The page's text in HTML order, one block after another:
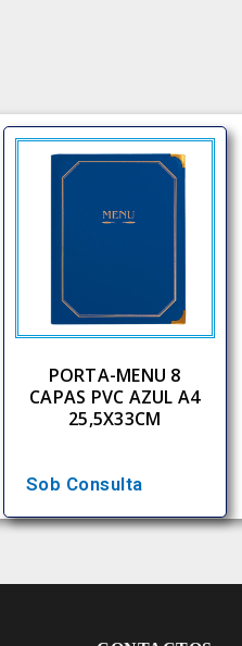
PORTA-MENU 8
CAPAS PVC AZUL A4
25,5X33CM
Sob Consulta